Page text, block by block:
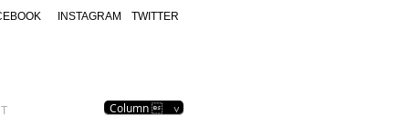
Column  ∨
INSTAGRAM TWITTER